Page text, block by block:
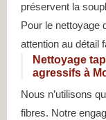
préservent la
Pour le nettoyage
attention au détail
Nettoyage
agressifs à
Nous n’utilisons
fibres. Notre